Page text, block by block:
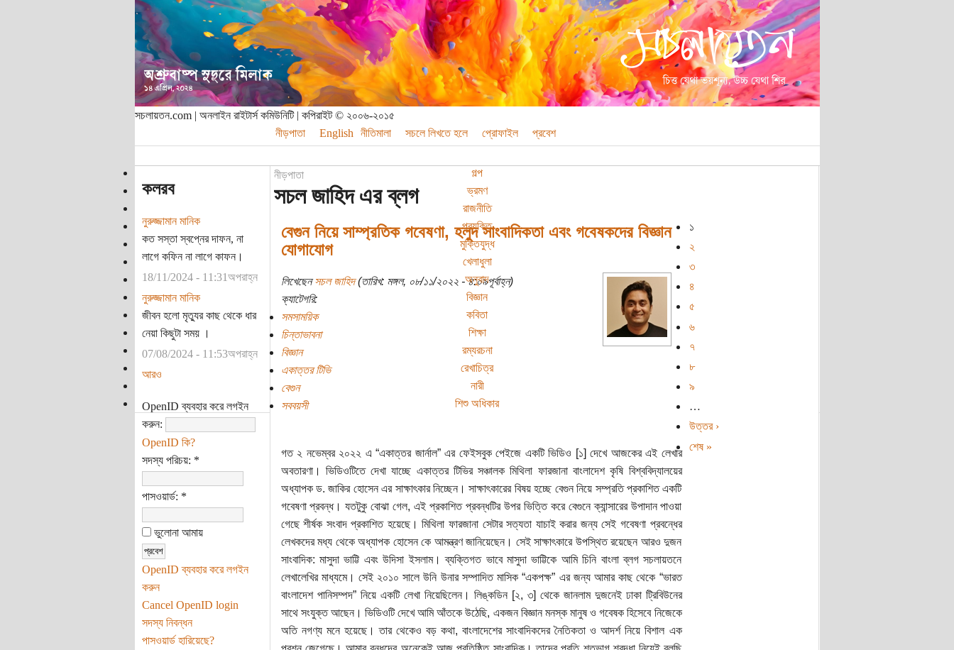
সচলায়তন.com | অনলাইন রাইটার্স কমিউনিটি | কপিরাইট © ২০০৬-২০১৫
নীড়পাতা
English নীতিমালা সচলে লিখতে হলে প্রোফাইল প্রবেশ
গল্প
ভ্রমণ
রাজনীতি
প্রযুক্তি
মুক্তিযুদ্ধ
খেলাধুলা
অনুবাদ
বিজ্ঞান
কবিতা
শিক্ষা
রম্যরচনা
রেখাচিত্র
নারী
শিশু অধিকার
কলরব
নুরুজ্জামান মানিক
কত সস্তা স্বপ্নের দাফন, না
লাগে কফিন না লাগে কাফন।
18/11/2024 - 11:31অপরাহ্ন
নুরুজ্জামান মানিক
জীবন হলো মৃত্যুর কাছ থেকে ধার
নেয়া কিছুটা সময় ।
07/08/2024 - 11:53অপরাহ্ন
আরও
OpenID ব্যবহার করে লগইন
করুন:
OpenID কি?
সদস্য পরিচয়: *
পাসওয়ার্ড: *
ভুলোনা আমায়
OpenID ব্যবহার করে লগইন
করুন
Cancel OpenID login
সদস্য নিবন্ধন
পাসওয়ার্ড হারিয়েছে?
নীড়পাতা
সচল জাহিদ এর ব্লগ
বেগুন নিয়ে সাম্প্রতিক গবেষণা, হলুদ সাংবাদিকতা এবং গবেষকদের বিজ্ঞান
যোগাযোগ
লিখেছেনসচল জাহিদ(তারিখ: মঙ্গল, ০৮/১১/২০২২ - ৪:০৯পূর্বাহ্ন)
ক্যাটেগরি:
সমসাময়িক
চিন্তাভাবনা
বিজ্ঞান
একাত্তর টিভি
বেগুন
সববয়সী
গত ২ নভেম্বর ২০২২ এ “একাত্তর জার্নাল” এর ফেইসবুক পেইজে একটি ভিডিও [১] দেখে আজকের এই লেখার
অবতারণা। ভিডিওটিতে দেখা যাচ্ছে একাত্তর টিভির সঞ্চালক মিথিলা ফারজানা বাংলাদেশ কৃষি বিশ্ববিদ্যালয়ের
অধ্যাপক ড. জাকির হোসেন এর সাক্ষাৎকার নিচ্ছেন। সাক্ষাৎকারের বিষয় হচ্ছে বেগুন নিয়ে সম্প্রতি প্রকাশিত একটি
গবেষণা প্রবন্ধ। যতটুকু বোঝা গেল, এই প্রকাশিত প্রবন্ধটির উপর ভিত্তি করে বেগুনে ক্যান্সারের উপাদান পাওয়া
গেছে শীর্ষক সংবাদ প্রকাশিত হয়েছে। মিথিলা ফারজানা সেটার সত্যতা যাচাই করার জন্য সেই গবেষণা প্রবন্ধের
লেখকদের মধ্য থেকে অধ্যাপক হোসেন কে আমন্ত্রণ জানিয়েছেন। সেই সাক্ষাৎকারে উপস্থিত রয়েছেন আরও দুজন
সাংবাদিক: মাসুদা ভাট্টি এবং উদিসা ইসলাম। ব্যক্তিগত ভাবে মাসুদা ভাট্টিকে আমি চিনি বাংলা ব্লগ সচলায়তনে
লেখালেখির মাধ্যমে। সেই ২০১০ সালে উনি উনার সম্পাদিত মাসিক “একপক্ষ” এর জন্য আমার কাছ থেকে “ভারত
বাংলাদেশ পানিসম্পদ” নিয়ে একটি লেখা নিয়েছিলেন। লিঙ্কডিন [২, ৩] থেকে জানলাম দুজনেই ঢাকা ট্রিবিউনের
সাথে সংযুক্ত আছেন। ভিডিওটি দেখে আমি আঁতকে উঠেছি, একজন বিজ্ঞান মনস্ক মানুষ ও গবেষক হিসেবে নিজেকে
অতি নগণ্য মনে হয়েছে। তার থেকেও বড় কথা, বাংলাদেশের সাংবাদিকদের নৈতিকতা ও আদর্শ নিয়ে বিশাল এক
১
২
৩
৪
৫
৬
৭
৮
৯
…
উত্তর ›
শেষ »